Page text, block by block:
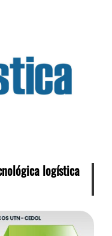
logística